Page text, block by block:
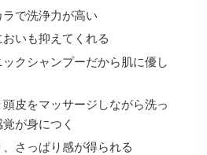
で洗浄力が高い
いも抑えてくれる
ックシャンプーだから肌に優し
頭皮をマッサージしながら洗っ
が身につく
さっぱり感が得られる